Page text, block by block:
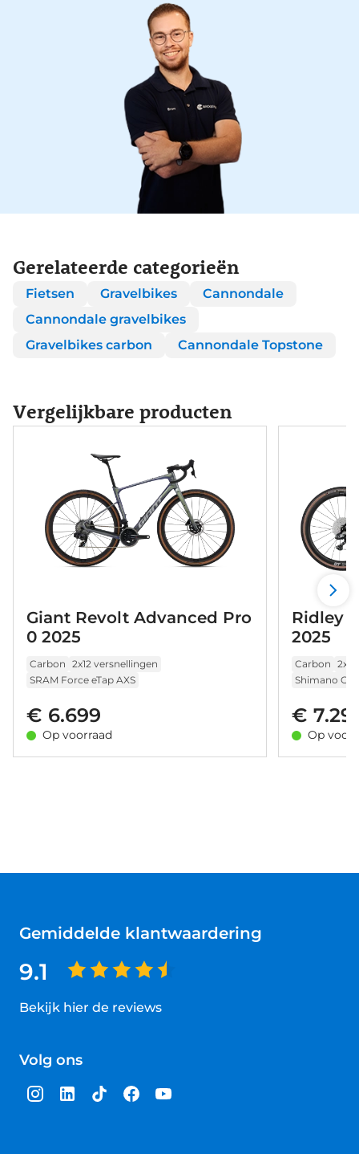
Gerelateerde categorieën
Fietsen Gravelbikes
Cannondale
Cannondale gravelbikes
Gravelbikes carbon
Cannondale Topstone
Vergelijkbare producten
Giant Revolt Advanced Pro
0 2025
Carbon 2x12 versnellingen
SRAM Force eTap AXS
€ 6.699
Op voorraad
Ridley
2025
Carbon
Shimano
€
Op
Gemiddelde klantwaardering
9.1
Bekijk hier de reviews
van
sterren
Volg ons